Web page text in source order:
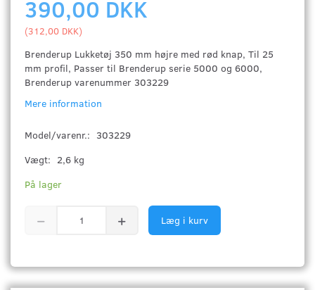
390,00 DKK
(312,00 DKK)
Brenderup Lukketøj 350 mm højre med rød knap, Til 25
mm profil, Passer til Brenderup serie 5000 og 6000,
Brenderup varenummer 303229
Mere information
Model/varenr.: 303229
Vægt: 2,6 kg
På lager
Læg i kurv